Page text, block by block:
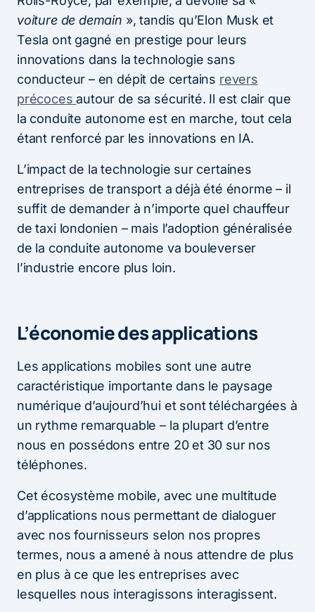
voiture de demain », tandis qu’Elon Musk et
Tesla ont gagné en prestige pour leurs
innovations dans la technologie sans
conducteur – en dépit de certains revers
précocesautour de sa sécurité. Il est clair que
la conduite autonome est en marche, tout cela
étant renforcé par les innovations en IA.
L’impact de la technologie sur certaines
entreprises de transport a déjà été énorme – il
suffit de demander à n’importe quel chauffeur
de taxi londonien – mais l’adoption généralisée
de la conduite autonome va bouleverser
l’industrie encore plus loin.
L’économie des applications
Les applications mobiles sont une autre
caractéristique importante dans le paysage
numérique d’aujourd’hui et sont téléchargées à
un rythme remarquable – la plupart d’entre
nous en possédons entre 20 et 30 sur nos
téléphones.
Cet écosystème mobile, avec une multitude
d’applications nous permettant de dialoguer
avec nos fournisseurs selon nos propres
termes, nous a amené à nous attendre de plus
en plus à ce que les entreprises avec
lesquelles nous interagissons interagissent.